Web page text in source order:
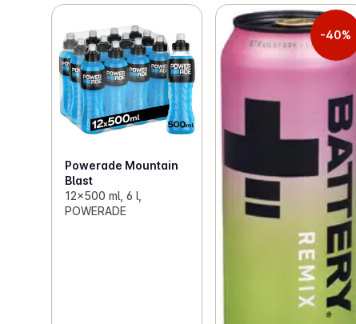
Powerade Mountain
Blast
12x500 ml, 6 l,
POWERADE
-40%